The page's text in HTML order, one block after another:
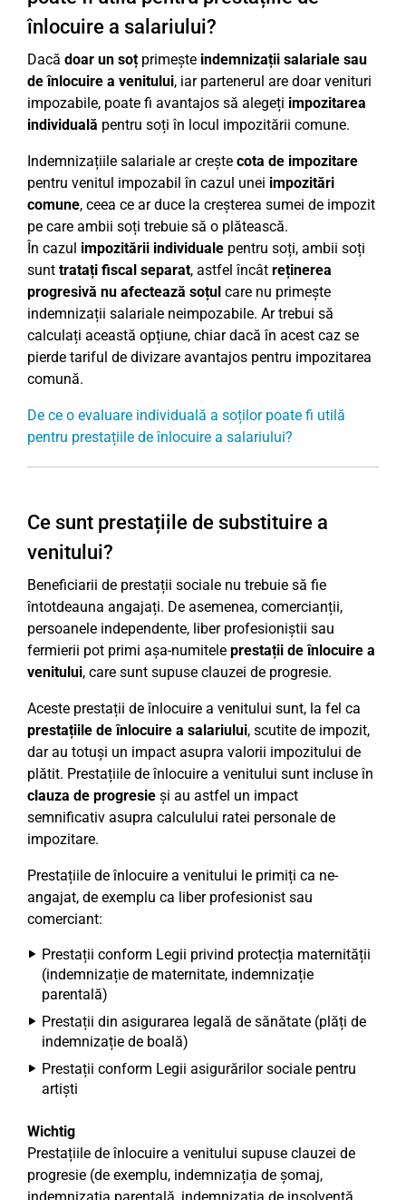
înlocuire a salariului?
Dacă doar un soțprimește indemnizații salariale sau
de înlocuire a venitului, iar partenerul are doar venituri
impozabile, poate fi avantajos să alegeți impozitarea
individuală pentru soți în locul impozitării comune.
Indemnizațiile salariale ar crește cota de impozitare
pentru venitul impozabil în cazul unei impozitări
comune, ceea ce ar duce la creșterea sumei de impozit
pe care ambii soți trebuie să o plătească.
În cazul impozitării individuale pentru soți, ambii soți
sunt tratați fiscal separat, astfel încât reținerea
progresivă nu afectează soțul care nu primește
indemnizații salariale neimpozabile. Ar trebui să
calculați această opțiune, chiar dacă în acest caz se
pierde tariful de divizare avantajos pentru impozitarea
comună.
De ce o evaluare individuală a soților poate fi utilă
pentru prestațiile de înlocuire a salariului?
Ce sunt prestațiile de substituire a
venitului?
Beneficiarii de prestații sociale nu trebuie să fie
întotdeauna angajați. De asemenea, comercianții,
persoanele independente, liber profesioniștii sau
fermierii pot primi așa-numitele prestații de înlocuire a
venitului, care sunt supuse clauzei de progresie.
Aceste prestații de înlocuire a venitului sunt, la fel ca
prestațiile de înlocuire a salariului, scutite de impozit,
dar au totuși un impact asupra valorii impozitului de
plătit. Prestațiile de înlocuire a venitului sunt incluse în
clauza de progresie și au astfel un impact
semnificativ asupra calculului ratei personale de
impozitare.
Prestațiile de înlocuire a venitului le primiți ca ne-
angajat, de exemplu ca liber profesionist sau
comerciant:
Prestații conform Legii privind protecția maternității
(indemnizație de maternitate, indemnizație
parentală)
Prestații din asigurarea legală de sănătate (plăți de
indemnizație de boală)
Prestații conform Legii asigurărilor sociale pentru
artiști
Wichtig
Prestațiile de înlocuire a venitului supuse clauzei de
progresie (de exemplu, indemnizația de șomaj,